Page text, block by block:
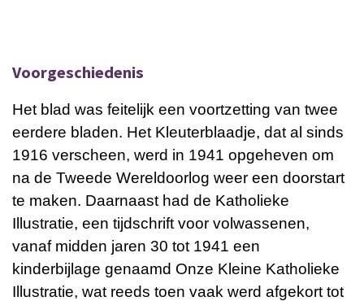
Voorgeschiedenis
Het blad was feitelijk een voortzetting van twee
eerdere bladen. Het Kleuterblaadje, dat al sinds
1916 verscheen, werd in 1941 opgeheven om
na de Tweede Wereldoorlog weer een doorstart
te maken. Daarnaast had de Katholieke
Illustratie, een tijdschrift voor volwassenen,
vanaf midden jaren 30 tot 1941 een
kinderbijlage genaamd Onze Kleine Katholieke
Illustratie, wat reeds toen vaak werd afgekort tot